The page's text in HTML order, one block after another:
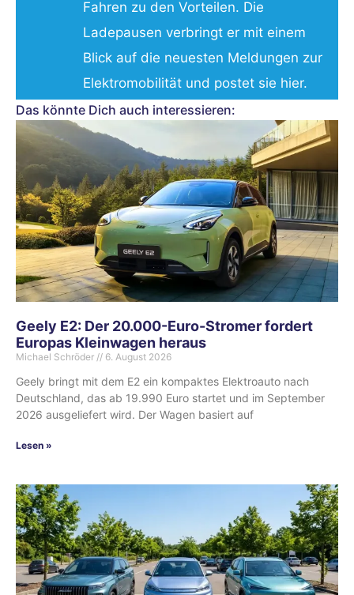
Fahren zu den Vorteilen. Die
Ladepausen verbringt er mit einem
Blick auf die neuesten Meldungen zur
Elektromobilität und postet sie hier.
Das könnte Dich auch interessieren:
Geely E2: Der 20.000-Euro-Stromer fordert
Europas Kleinwagen heraus
Michael Schröder 6. August 2026
Geely bringt mit dem E2 ein kompaktes Elektroauto nach
Deutschland, das ab 19.990 Euro startet und im September
2026 ausgeliefert wird. Der Wagen basiert auf
Lesen »